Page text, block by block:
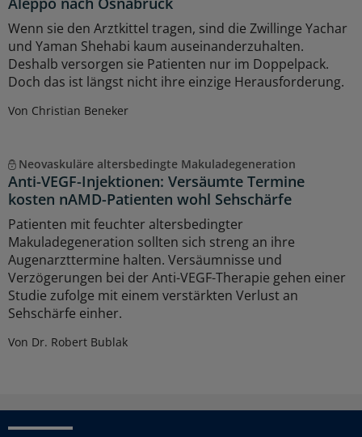
Wenn sie den Arztkittel tragen, sind die Zwillinge Yachar
und Yaman Shehabi kaum auseinanderzuhalten.
Deshalb versorgen sie Patienten nur im Doppelpack.
Doch das ist längst nicht ihre einzige Herausforderung.
Von Christian Beneker
Neovaskuläre altersbedingte Makuladegeneration
Anti-VEGF-Injektionen: Versäumte Termine
kosten nAMD-Patienten wohl Sehschärfe
Patienten mit feuchter altersbedingter
Makuladegeneration sollten sich streng an ihre
Augenarzttermine halten. Versäumnisse und
Verzögerungen bei der Anti-VEGF-Therapie gehen einer
Studie zufolge mit einem verstärkten Verlust an
Sehschärfe einher.
Von Dr. Robert Bublak